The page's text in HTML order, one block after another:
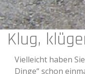
Klug,
Vielleicht haben
Dinge“ schon